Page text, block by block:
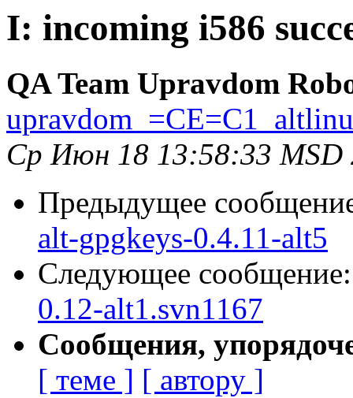
I: incoming i586
QA Team Upravdom
Ср Июн 18 13:58:33 MSD
Предыдущее
alt-gpgkeys-0.4.11-alt5
Следующее
0.12-alt1.svn1167
Сообщения,
[ теме ] [ автору ]